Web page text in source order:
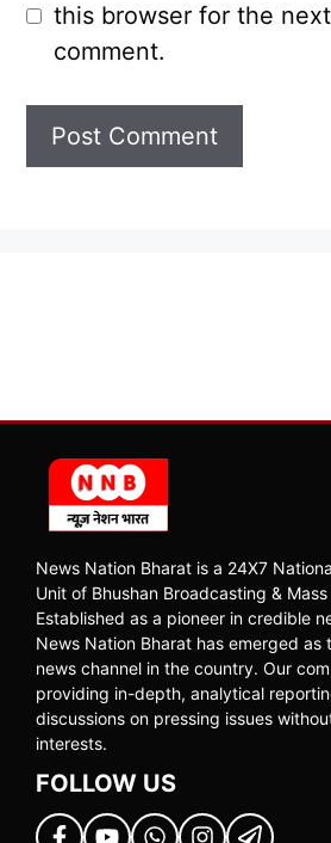
this browser for the
comment.
News Nation Bharat is a 24X7
Unit of Bhushan Broadcasting &
Established as a pioneer in credible
News Nation Bharat has emerged as
news channel in the country. Our
providing in-depth, analytical
discussions on pressing issues
interests.
FOLLOW US